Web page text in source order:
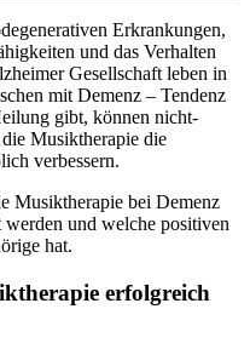
Erkrankungen,
und das Verhalten
Gesellschaft leben in
mit Demenz – Tendenz
gibt, können nicht-
Musiktherapie die
verbessern.
Musiktherapie bei Demenz
und welche positiven
hat.
erfolgreich